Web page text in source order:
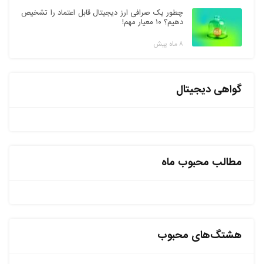
چطور یک صرافی ارز دیجیتال قابل اعتماد را تشخیص
دهیم؟ ۱۰ معیار مهم!
۸ ماه پیش
گواهی دیجیتال
مطالب محبوب ماه
هشتگ‌های محبوب